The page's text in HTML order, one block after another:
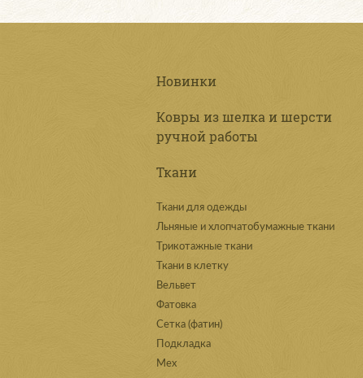
Новинки
Ковры из шелка и шерсти
ручной работы
Ткани
Ткани для одежды
Льняные и хлопчатобумажные ткани
Трикотажные ткани
Ткани в клетку
Вельвет
Фатовка
Сетка (фатин)
Подкладка
Мех